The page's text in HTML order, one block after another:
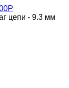
цепи - 9.3 мм